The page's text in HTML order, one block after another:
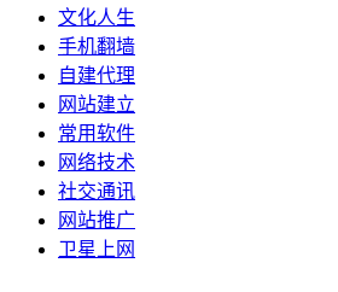
文化人生
手机翻墙
自建代理
网站建立
常用软件
网络技术
社交通讯
网站推广
卫星上网